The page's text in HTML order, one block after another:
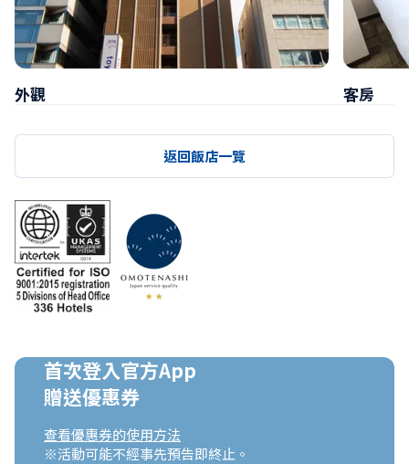
外觀 客房
返回飯店一覽
首次登入官方App
贈送優惠券
查看優惠券的使用方法
※活動可能不經事先預告即終止。